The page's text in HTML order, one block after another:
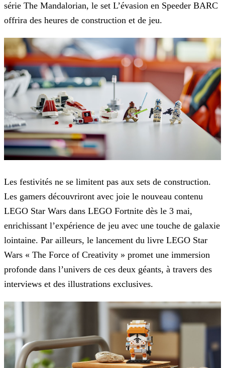
série The Mandalorian, le set L’évasion en Speeder BARC
offrira des heures de construction et de jeu.
Les festivités ne se limitent pas aux sets de construction.
Les gamers découvriront avec joie le nouveau contenu
LEGO Star Wars dans LEGO Fortnite dès le 3 mai,
enrichissant l’expérience de jeu avec une touche de galaxie
lointaine. Par ailleurs, le lancement du livre LEGO Star
Wars « The Force of Creativity » promet une immersion
profonde dans l’univers de ces deux géants, à travers des
interviews et des illustrations exclusives.